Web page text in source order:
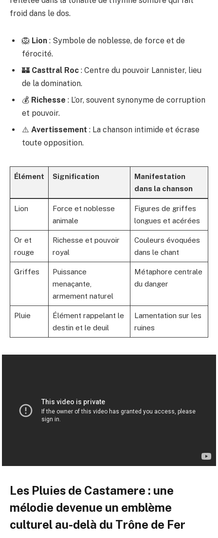
froid dans le dos.
🦁 Lion : Symbole de noblesse, de force et de
férocité.
🏰 Casttral Roc : Centre du pouvoir Lannister, lieu
de la domination.
💰 Richesse : L’or, souvent synonyme de corruption
et pouvoir.
⚠️ Avertissement : La chanson intimide et écrase
toute opposition.
Élément Signification
Manifestation
dans la chanson
Lion
Force et noblesse
animale
Figures de griffes
longues et acérées
Or et
rouge
Richesse et pouvoir
royal
Couleurs évoquées
dans le chant
Griffes
Puissance
menaçante,
armement naturel
Métaphore centrale
du danger
Pluie
Élément rappelant le
destin et le deuil
Lamentation sur les
ruines
Les Pluies de Castamere : une
mélodie devenue un emblème
culturel au-delà du Trône de Fer